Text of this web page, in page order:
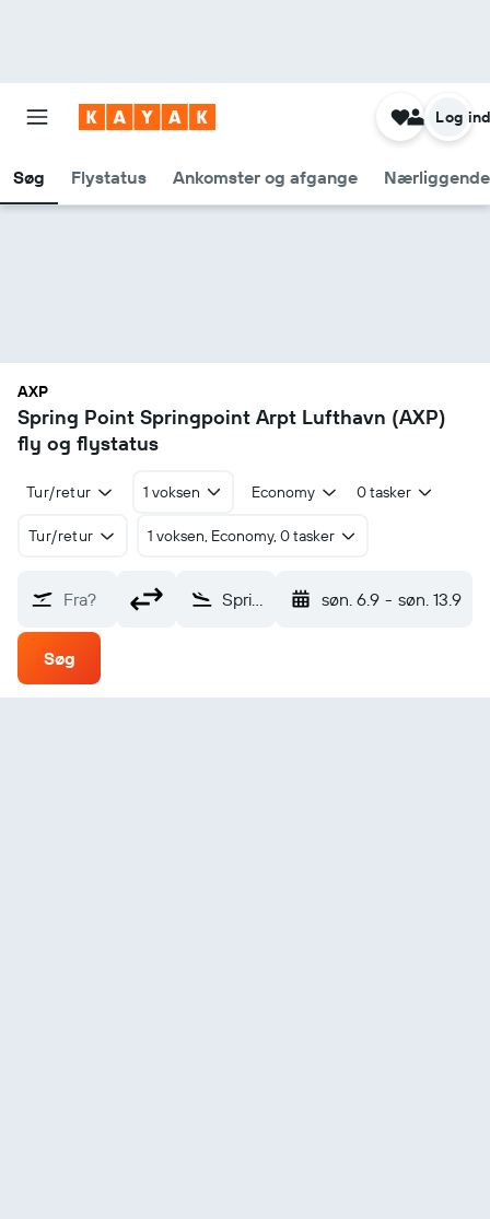
Søg Flystatus Ankomster og afgange
Log
AXP
Spring Point Springpoint Arpt Lufthavn (AXP)
fly og flystatus
Tur/retur 1 voksen Economy 0 tasker
Tur/retur 1 voksen, Economy, 0 tasker
Fra? Spring Point Springpoint Arpt (AXP) søn. 6.9 - søn. 13.9
Søg